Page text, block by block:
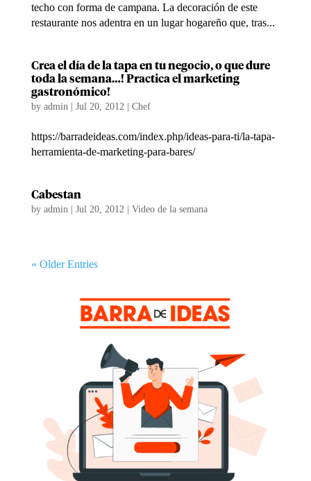
techo con forma de campana. La decoración de este
restaurante nos adentra en un lugar hogareño que, tras...
Crea el día de la tapa en tu negocio, o que dure
toda la semana…! Practica el marketing
gastronómico!
by admin | Jul 20, 2012 | Chef
https://barradeideas.com/index.php/ideas-para-ti/la-tapa-
herramienta-de-marketing-para-bares/
Cabestan
by admin | Jul 20, 2012 | Video de la semana
« Older Entries